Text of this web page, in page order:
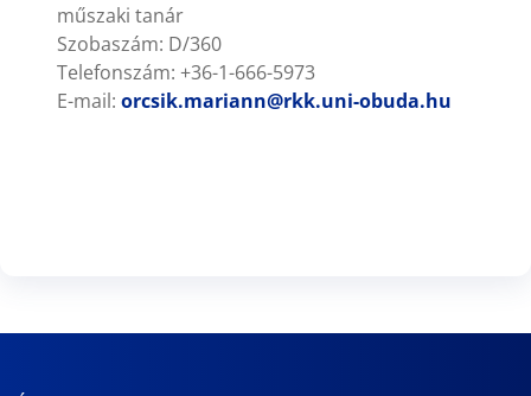
műszaki tanár
Szobaszám: D/360
Telefonszám: +36-1-666-5973
E-mail: orcsik.mariann@rkk.uni-obuda.hu